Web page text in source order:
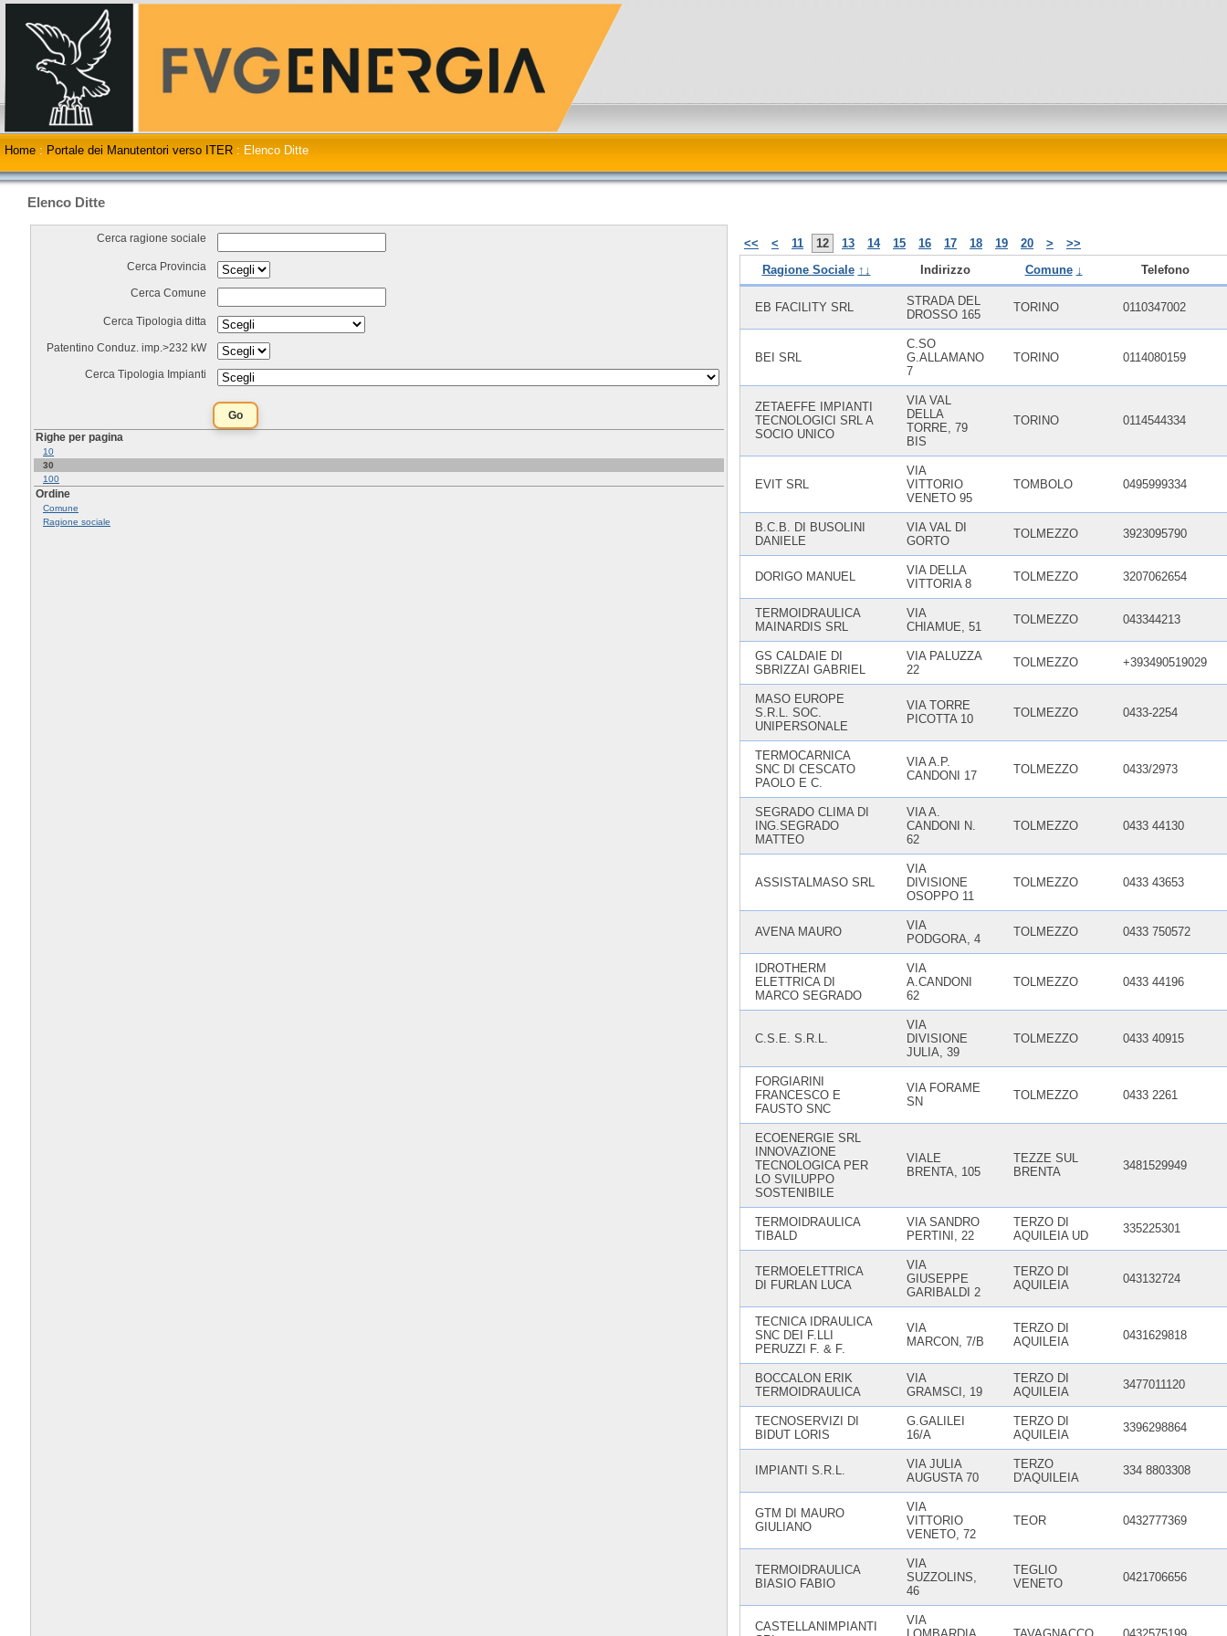
Home : Portale dei Manutentori verso ITER : Elenco Ditte
Elenco Ditte
Cerca ragione sociale
Cerca Provincia
Cerca Comune
Cerca Tipologia ditta
Patentino Conduz. imp.>232 kW
Cerca Tipologia Impianti
Righe per pagina
10
30
100
Ordine
Comune
Ragione sociale
<< < 11 12 13 14 15 16 17 18 19 20 >
>>
Ragione Sociale ↑↓ Indirizzo Comune ↓ Telefono
EB FACILITY SRL
STRADA DEL
DROSSO 165
TORINO 0110347002
BEI SRL
C.SO
G.ALLAMANO
7
TORINO 0114080159
ZETAEFFE IMPIANTI
TECNOLOGICI SRL A
SOCIO UNICO
VIA VAL
DELLA
TORRE, 79
BIS
TORINO 0114544334
EVIT SRL
VIA
VITTORIO
VENETO 95
TOMBOLO 0495999334
B.C.B. DI BUSOLINI
DANIELE
VIA VAL DI
GORTO
TOLMEZZO 3923095790
DORIGO MANUEL
VIA DELLA
VITTORIA 8
TOLMEZZO 3207062654
TERMOIDRAULICA
MAINARDIS SRL
VIA
CHIAMUE, 51
TOLMEZZO 043344213
GS CALDAIE DI
SBRIZZAI GABRIEL
VIA PALUZZA
22
TOLMEZZO +393490519029
MASO EUROPE
S.R.L. SOC.
UNIPERSONALE
VIA TORRE
PICOTTA 10
TOLMEZZO 0433-2254
TERMOCARNICA
SNC DI CESCATO
PAOLO E C.
VIA A.P.
CANDONI 17
TOLMEZZO 0433/2973
SEGRADO CLIMA DI
ING.SEGRADO
MATTEO
VIA A.
CANDONI N.
62
TOLMEZZO 0433 44130
ASSISTALMASO SRL
VIA
DIVISIONE
OSOPPO 11
TOLMEZZO 0433 43653
AVENA MAURO
VIA
PODGORA, 4
TOLMEZZO 0433 750572
IDROTHERM
ELETTRICA DI
MARCO SEGRADO
VIA
A.CANDONI
62
TOLMEZZO 0433 44196
C.S.E. S.R.L.
VIA
DIVISIONE
JULIA, 39
TOLMEZZO 0433 40915
FORGIARINI
FRANCESCO E
FAUSTO SNC
VIA FORAME
SN
TOLMEZZO 0433 2261
ECOENERGIE SRL
INNOVAZIONE
TECNOLOGICA PER
LO SVILUPPO
SOSTENIBILE
VIALE
BRENTA, 105
TEZZE SUL
BRENTA
3481529949
TERMOIDRAULICA
TIBALD
VIA SANDRO
PERTINI, 22
TERZO DI
AQUILEIA UD
335225301
TERMOELETTRICA
DI FURLAN LUCA
VIA
GIUSEPPE
GARIBALDI 2
TERZO DI
AQUILEIA
043132724
TECNICA IDRAULICA
SNC DEI F.LLI
PERUZZI F. & F.
VIA
MARCON, 7/B
TERZO DI
AQUILEIA
0431629818
BOCCALON ERIK
TERMOIDRAULICA
VIA
GRAMSCI, 19
TERZO DI
AQUILEIA
3477011120
TECNOSERVIZI DI
BIDUT LORIS
G.GALILEI
16/A
TERZO DI
AQUILEIA
3396298864
IMPIANTI S.R.L.
VIA JULIA
AUGUSTA 70
TERZO
D'AQUILEIA
334 8803308
GTM DI MAURO
GIULIANO
VIA
VITTORIO
VENETO, 72
TEOR 0432777369
TERMOIDRAULICA
BIASIO FABIO
VIA
SUZZOLINS,
46
TEGLIO
VENETO
0421706656
CASTELLANIMPIANTI
VIA